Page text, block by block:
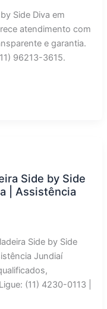
Side Diva em
atendimento com
e garantia.
96213-3615.
Side by Side
| Assistência
Side by Side
Jundiaí
(11) 4230-0113 |